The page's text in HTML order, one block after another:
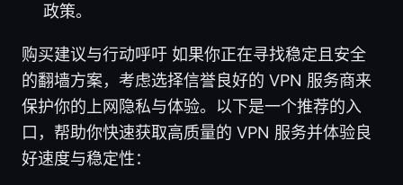
政策。
购买建议与行动呼吁 如果你正在寻找稳定且安全
的翻墙方案，考虑选择信誉良好的 VPN 服务商来
保护你的上网隐私与体验。以下是一个推荐的入
口，帮助你快速获取高质量的 VPN 服务并体验良
好速度与稳定性：